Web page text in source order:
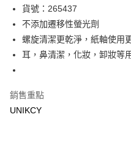
LINE Pay
Apple Pay
街口支付
悠遊付
Google Pay
貨號：265437
不添加遷移性螢光劑
螺旋清潔更乾淨，紙軸使用
耳，鼻清潔，化妝，卸妝等
銷售重點
UNIKCY